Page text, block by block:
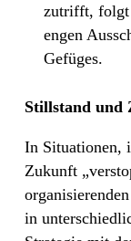
zutrifft, folgt
engen
Gefüges.
Stillstand und
In Situationen,
Zukunft
in